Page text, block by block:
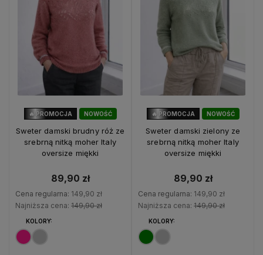
NOWOŚĆ
🔥 PROMOCJA
Sweter damski brudny róż ze
srebrną nitką moher Italy
oversize miękki
89,90 zł
Cena regularna: 149,90 zł
Najniższa cena: 149,90 zł
KOLORY:
NOWOŚĆ
🔥 PROMOCJA
Sweter damski zielony ze
srebrną nitką moher Italy
oversize miękki
89,90 zł
Cena regularna: 149,90 zł
Najniższa cena: 149,90 zł
KOLORY: